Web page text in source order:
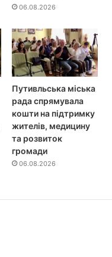
06.08.2026
Путивльська міська
рада спрямувала
кошти на підтримку
жителів, медицину
та розвиток
громади
06.08.2026